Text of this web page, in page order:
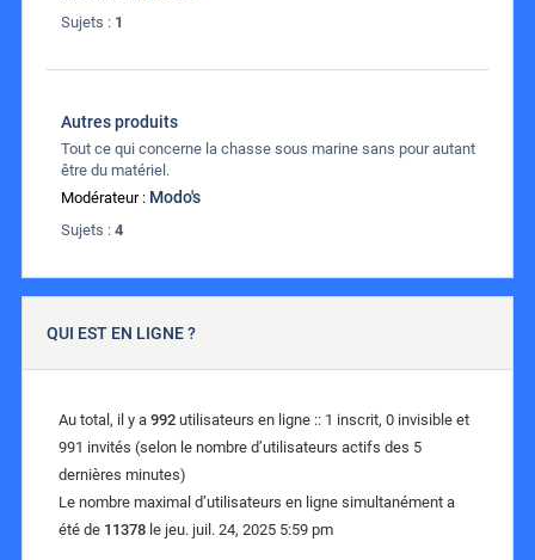
Sujets : 1
Autres produits
Tout ce qui concerne la chasse sous marine sans pour autant
être du matériel.
Modérateur : Modo's
Sujets : 4
QUI EST EN LIGNE ?
Au total, il y a 992 utilisateurs en ligne :: 1 inscrit, 0 invisible et
991 invités (selon le nombre d’utilisateurs actifs des 5
dernières minutes)
Le nombre maximal d’utilisateurs en ligne simultanément a
été de 11378 le jeu. juil. 24, 2025 5:59 pm